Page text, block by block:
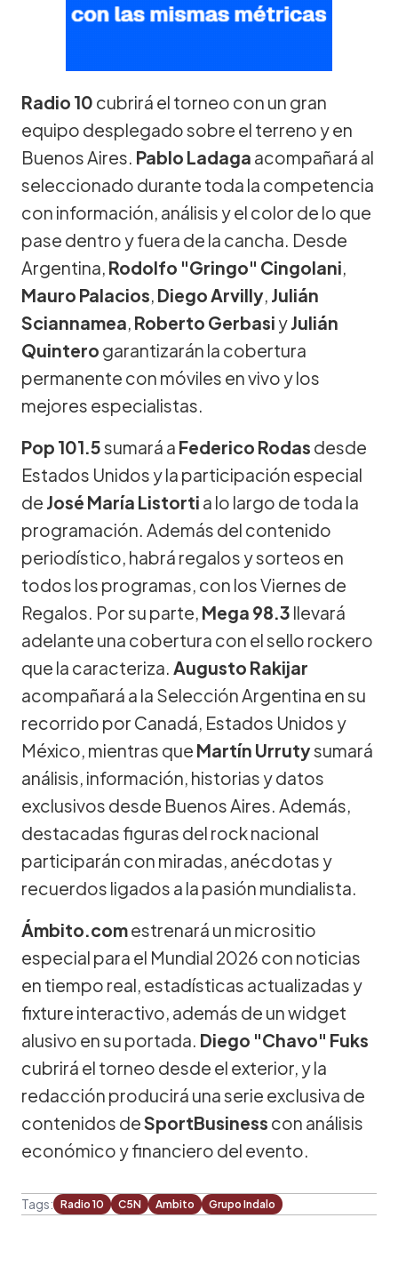
Radio 10 cubrirá el torneo con un gran
equipo desplegado sobre el terreno y en
Buenos Aires. Pablo Ladaga acompañará al
seleccionado durante toda la competencia
con información, análisis y el color de lo que
pase dentro y fuera de la cancha. Desde
Argentina, Rodolfo "Gringo" Cingolani,
Mauro Palacios, Diego Arvilly, Julián
Sciannamea, Roberto Gerbasi yJulián
Quintero garantizarán la cobertura
permanente con móviles en vivo y los
mejores especialistas.
Pop 101.5sumará a Federico Rodas desde
Estados Unidos y la participación especial
de José María Listorti a lo largo de toda la
programación. Además del contenido
periodístico, habrá regalos y sorteos en
todos los programas, con los Viernes de
Regalos. Por su parte, Mega 98.3 llevará
adelante una cobertura con el sello rockero
que la caracteriza. Augusto Rakijar
acompañará a la Selección Argentina en su
recorrido por Canadá, Estados Unidos y
México, mientras que Martín Urrutysumará
análisis, información, historias y datos
exclusivos desde Buenos Aires. Además,
destacadas figuras del rock nacional
participarán con miradas, anécdotas y
recuerdos ligados a la pasión mundialista.
Ámbito.comestrenará un micrositio
especial para el Mundial 2026 con noticias
en tiempo real, estadísticas actualizadas y
fixture interactivo, además de un widget
alusivo en su portada. Diego "Chavo" Fuks
cubrirá el torneo desde el exterior, y la
redacción producirá una serie exclusiva de
contenidos deSportBusiness con análisis
económico y financiero del evento.
Tags: Radio 10 C5N Ambito Grupo Indalo